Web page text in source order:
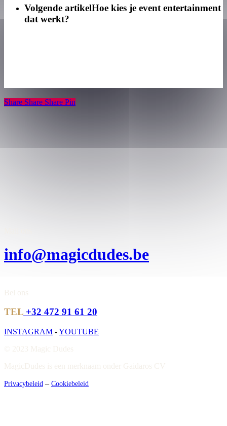
Volgende artikelHoe kies je event entertainment
dat werkt?
Share
Share Share Share Pin
info@magicdudes.be
Bel ons
TEL +32 472 91 61 20
INSTAGRAM -YOUTUBE
© 2023 Magic Dudes
MagicDudes is een merknaam onder Gaidaros CV
Privacybeleid – Cookiebeleid